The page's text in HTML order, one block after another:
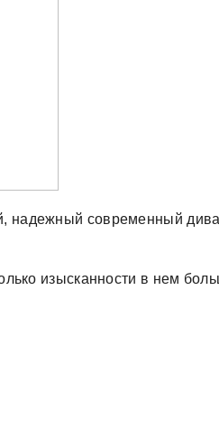
надежный современный
изысканности в нем